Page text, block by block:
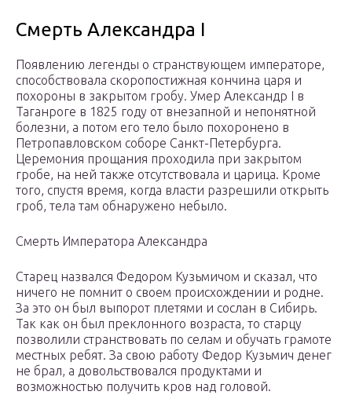
Смерть Александра I
Появлению легенды о странствующем императоре,
способствовала скоропостижная кончина царя и
похороны в закрытом гробу. Умер Александр I в
Таганроге в 1825 году от внезапной и непонятной
болезни, а потом его тело было похоронено в
Петропавловском соборе Санкт-Петербурга.
Церемония прощания проходила при закрытом
гробе, на ней также отсутствовала и царица. Кроме
того, спустя время, когда власти разрешили открыть
гроб, тела там обнаружено небыло.
Смерть Императора Александра
Старец назвался Федором Кузьмичом и сказал, что
ничего не помнит о своем происхождении и родне.
За это он был выпорот плетями и сослан в Сибирь.
Так как он был преклонного возраста, то старцу
позволили странствовать по селам и обучать грамоте
местных ребят. За свою работу Федор Кузьмич денег
не брал, а довольствовался продуктами и
возможностью получить кров над головой.